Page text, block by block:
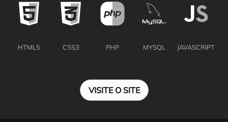
HTML5 CSS3 PHP MYSQL JAVASCRIPT
VISITE O SITE